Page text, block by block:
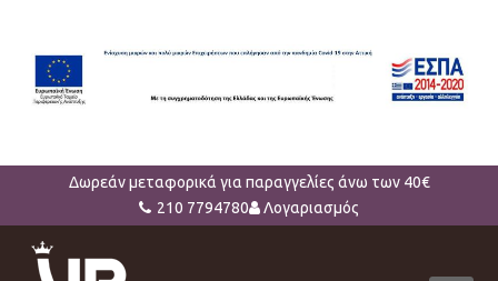
Δωρεάν μεταφορικά για παραγγελίες άνω των 40€
210 7794780
Λογαριασμός